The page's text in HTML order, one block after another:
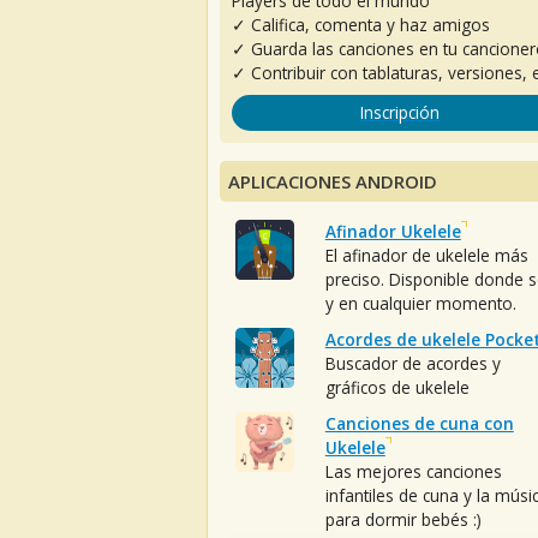
✓ Califica, comenta y haz amigos
✓ Guarda las canciones en tu
✓ Contribuir con tablaturas, versiones,
Inscripción
APLICACIONES ANDROID
Afinador Ukelele
El afinador de ukelele más
preciso. Disponible donde
y en cualquier momento.
Acordes de ukelele
Buscador de acordes y
gráficos de ukelele
Canciones de cuna con
Ukelele
Las mejores canciones
infantiles de cuna y la
para dormir bebés :)